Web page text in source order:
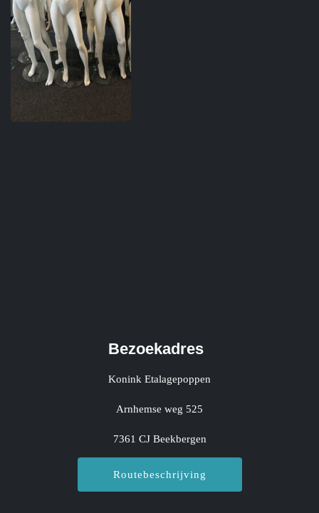
Bezoekadres
Konink Etalagepoppen
Arnhemse weg 525
7361 CJ Beekbergen
Routebeschrijving